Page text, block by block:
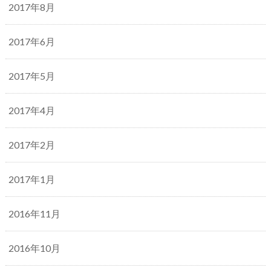
2017年8月
2017年6月
2017年5月
2017年4月
2017年2月
2017年1月
2016年11月
2016年10月